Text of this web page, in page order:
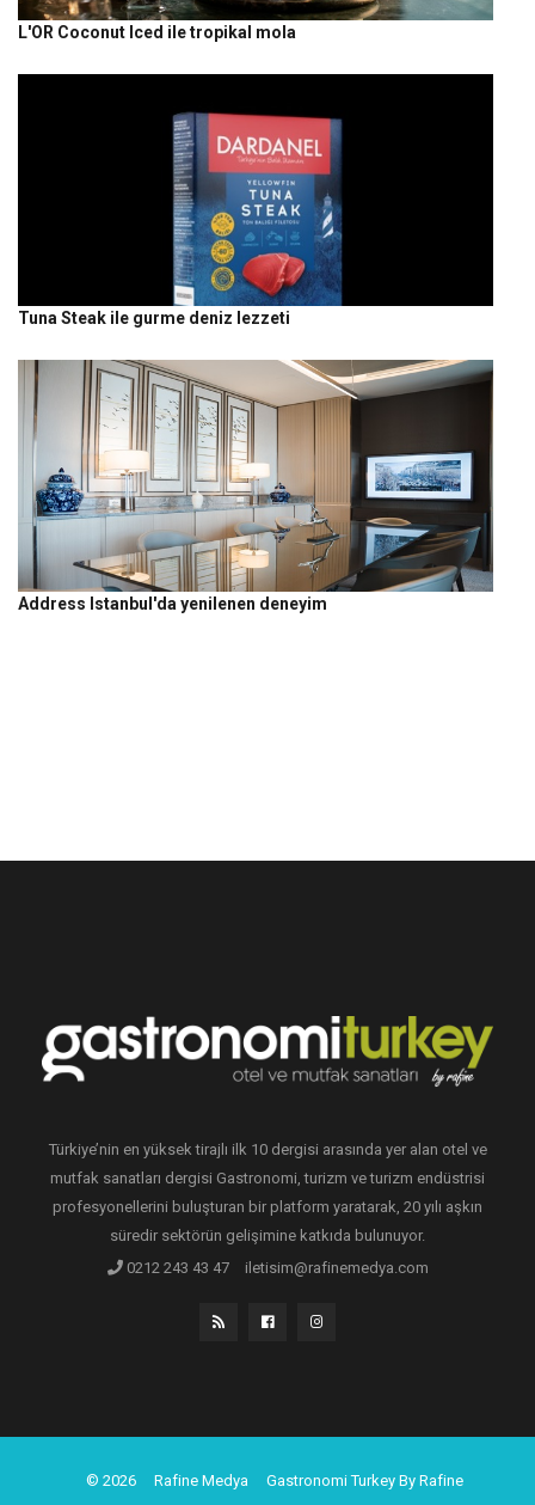
L'OR Coconut Iced ile tropikal mola
Tuna Steak ile gurme deniz lezzeti
Address Istanbul'da yenilenen deneyim
Türkiye’nin en yüksek tirajlı ilk 10 dergisi arasında yer alan otel ve
mutfak sanatları dergisi Gastronomi, turizm ve turizm endüstrisi
profesyonellerini buluşturan bir platform yaratarak, 20 yılı aşkın
süredir sektörün gelişimine katkıda bulunuyor.
0212 243 43 47
iletisim@rafinemedya.com
© 2026 Rafine Medya Gastronomi Turkey By Rafine